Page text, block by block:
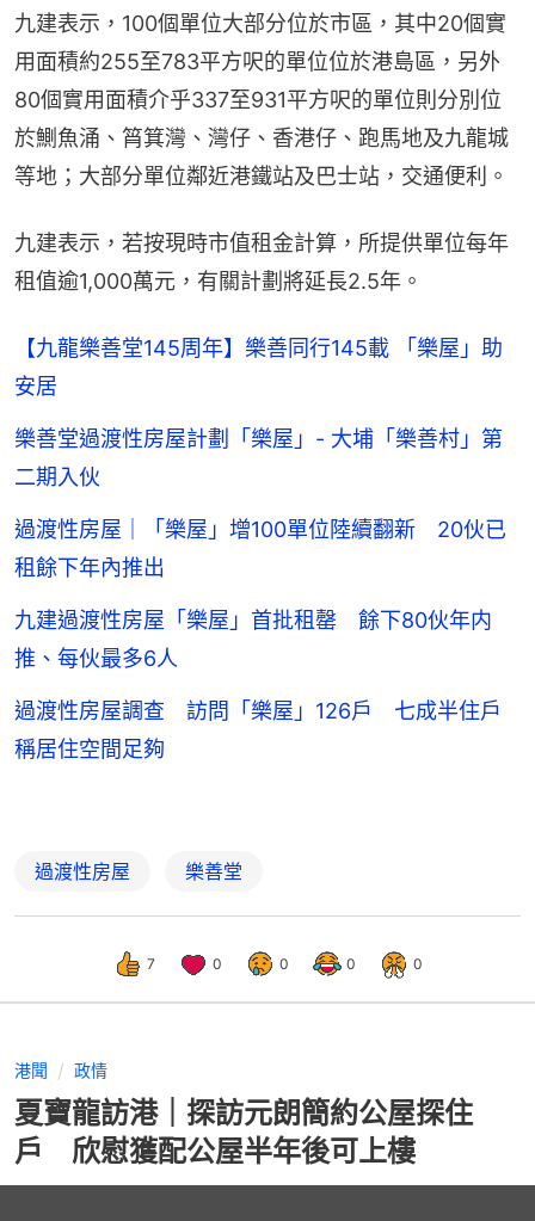
九建表示，100個單位大部分位於市區，其中20個實
用面積約255至783平方呎的單位位於港島區，另外
80個實用面積介乎337至931平方呎的單位則分別位
於鰂魚涌、筲箕灣、灣仔、香港仔、跑馬地及九龍城
等地；大部分單位鄰近港鐵站及巴士站，交通便利。
九建表示，若按現時市值租金計算，所提供單位每年
租值逾1,000萬元，有關計劃將延長2.5年。
【九龍樂善堂145周年】樂善同行145載 「樂屋」助
安居
樂善堂過渡性房屋計劃「樂屋」- 大埔「樂善村」第
二期入伙
過渡性房屋｜「樂屋」增100單位陸續翻新 20伙已
租餘下年內推出
九建過渡性房屋「樂屋」首批租罄 餘下80伙年内
推、每伙最多6人
過渡性房屋調查 訪問「樂屋」126戶 七成半住戶
稱居住空間足夠
過渡性房屋 樂善堂
7 0 0 0 0
港聞 政情
夏寶龍訪港｜探訪元朗簡約公屋探住
戶 欣慰獲配公屋半年後可上樓